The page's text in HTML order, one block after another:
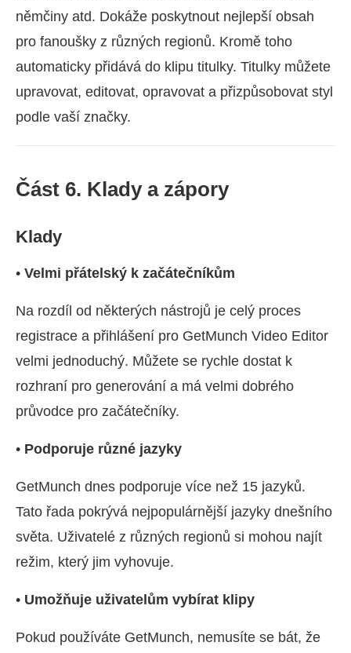
němčiny atd. Dokáže poskytnout nejlepší obsah
pro fanoušky z různých regionů. Kromě toho
automaticky přidává do klipu titulky. Titulky můžete
upravovat, editovat, opravovat a přizpůsobovat styl
podle vaší značky.
Část 6. Klady a zápory
Klady
• Velmi přátelský k začátečníkům
Na rozdíl od některých nástrojů je celý proces
registrace a přihlášení pro GetMunch Video Editor
velmi jednoduchý. Můžete se rychle dostat k
rozhraní pro generování a má velmi dobrého
průvodce pro začátečníky.
• Podporuje různé jazyky
GetMunch dnes podporuje více než 15 jazyků.
Tato řada pokrývá nejpopulárnější jazyky dnešního
světa. Uživatelé z různých regionů si mohou najít
režim, který jim vyhovuje.
• Umožňuje uživatelům vybírat klipy
Pokud používáte GetMunch, nemusíte se bát, že